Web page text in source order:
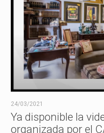
24/03/2021
Ya disponible la
organizada por el